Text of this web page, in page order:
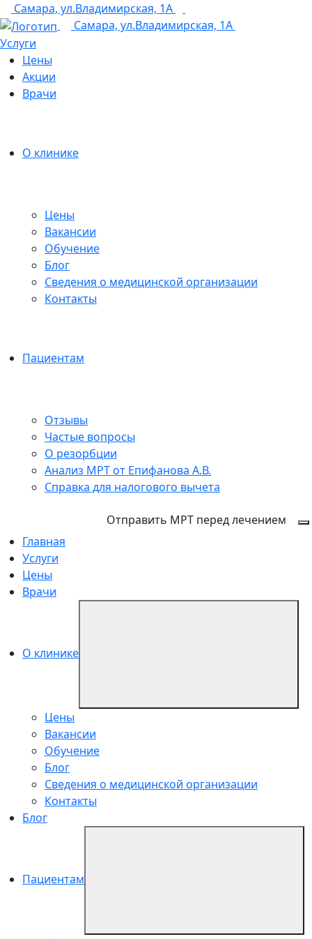
Самара, ул.Владимирская, 1А
Самара, ул.Владимирская, 1А
Услуги
Цены
Акции
Врачи
О клинике
Цены
Вакансии
Обучение
Блог
Сведения о медицинской организации
Контакты
Пациентам
Отзывы
Частые вопросы
О резорбции
Анализ МРТ от Епифанова А.В.
Справка для налогового вычета
Отправить МРТ перед лечением
Главная
Услуги
Цены
Врачи
О клинике
Цены
Вакансии
Обучение
Блог
Сведения о медицинской организации
Контакты
Блог
Пациентам